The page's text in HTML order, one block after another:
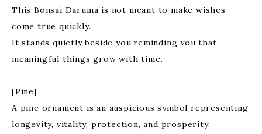
This Bonsai Daruma is not meant to make wishes
come true quickly.
It stands quietly beside you,reminding you that
meaningful things grow with time.
[Pine]
A pine ornament is an auspicious symbol representing
longevity, vitality, protection, and prosperity.